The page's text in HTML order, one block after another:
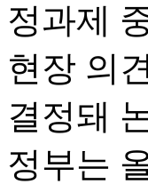
정과제
현장 의
결정돼
정부는